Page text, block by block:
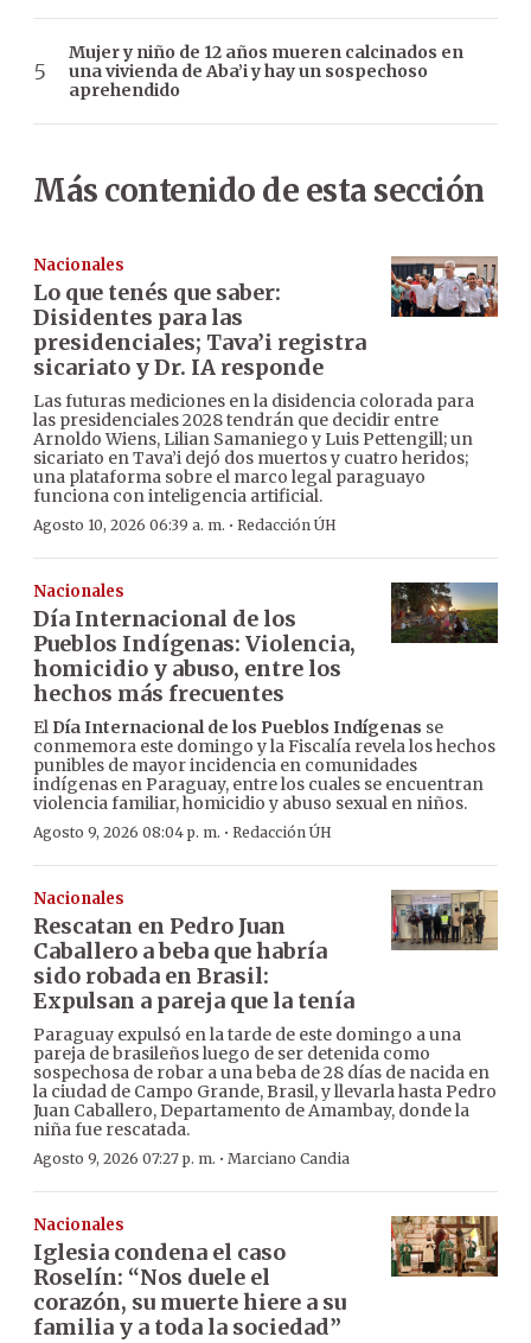
Mujer y niño de 12 años mueren calcinados en
una vivienda de Aba’i y hay un sospechoso
aprehendido
Más contenido de esta sección
Nacionales
Lo que tenés que saber:
Disidentes para las
presidenciales; Tava’i registra
sicariato y Dr. IA responde
Las futuras mediciones en la disidencia colorada para
las presidenciales 2028 tendrán que decidir entre
Arnoldo Wiens, Lilian Samaniego y Luis Pettengill; un
sicariato en Tava’i dejó dos muertos y cuatro heridos;
una plataforma sobre el marco legal paraguayo
funciona con inteligencia artificial.
Agosto 10, 2026 06:39 a. m. · Redacción ÚH
Nacionales
Día Internacional de los
Pueblos Indígenas: Violencia,
homicidio y abuso, entre los
hechos más frecuentes
El Día Internacional de los Pueblos Indígenas se
conmemora este domingo y la Fiscalía revela los hechos
punibles de mayor incidencia en comunidades
indígenas en Paraguay, entre los cuales se encuentran
violencia familiar, homicidio y abuso sexual en niños.
Agosto 9, 2026 08:04 p. m. · Redacción ÚH
Nacionales
Rescatan en Pedro Juan
Caballero a beba que habría
sido robada en Brasil:
Expulsan a pareja que la tenía
Paraguay expulsó en la tarde de este domingo a una
pareja de brasileños luego de ser detenida como
sospechosa de robar a una beba de 28 días de nacida en
la ciudad de Campo Grande, Brasil, y llevarla hasta Pedro
Juan Caballero, Departamento de Amambay, donde la
niña fue rescatada.
Agosto 9, 2026 07:27 p. m. · Marciano Candia
Nacionales
Iglesia condena el caso
Roselín: “Nos duele el
corazón, su muerte hiere a su
familia y a toda la sociedad”